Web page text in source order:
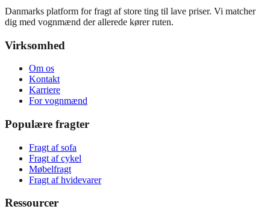
Danmarks platform for fragt af store ting til lave priser. Vi matcher
dig med vognmænd der allerede kører ruten.
Virksomhed
Om os
Kontakt
Karriere
For vognmænd
Populære fragter
Fragt af sofa
Fragt af cykel
Møbelfragt
Fragt af hvidevarer
Ressourcer